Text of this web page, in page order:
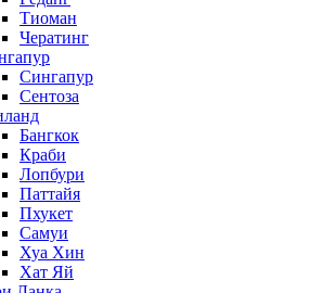
Тиоман
Чератинг
Сингапур
Сентоза
Бангкок
Краби
Лопбури
Паттайя
Пхукет
Самуи
Хуа Хин
Хат Яй